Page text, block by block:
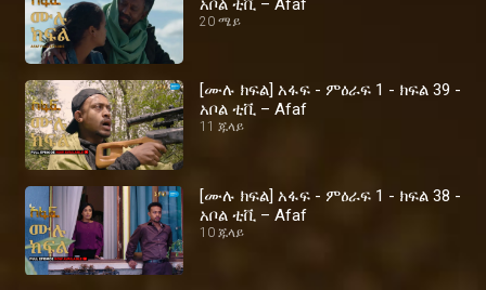
አቦል ቲቪ – Afaf
20 ሜይ
[ሙሉ ክፍል] አፋፍ - ምዕራፍ 1 - ክፍል 39 -
አቦል ቲቪ – Afaf
11 ጁላይ
[ሙሉ ክፍል] አፋፍ - ምዕራፍ 1 - ክፍል 38 -
አቦል ቲቪ – Afaf
10 ጁላይ